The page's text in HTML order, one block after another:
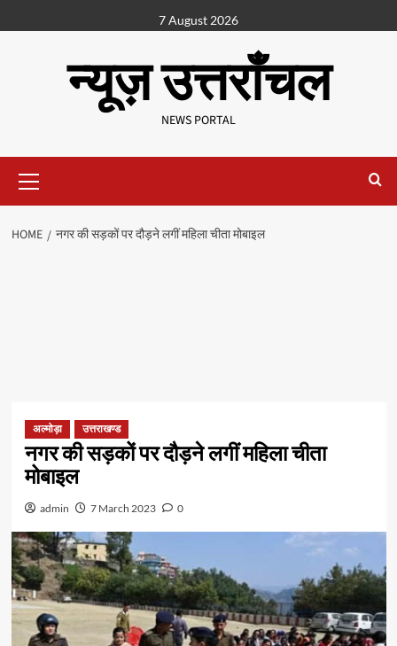
7 August 2026
न्यूज़ उत्तराँचल
NEWS PORTAL
HOME नगर की सड़कों पर दौड़ने लगीं महिला चीता मोबाइल
अल्मोड़ा उत्तराखण्ड
नगर की सड़कों पर दौड़ने लगीं महिला चीता
मोबाइल
admin 7 March 2023 0